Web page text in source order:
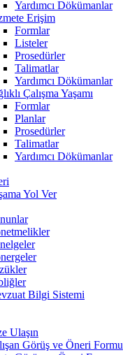
Yardımcı Dökümanlar
Erişim
Formlar
Listeler
Prosedürler
Talimatlar
Yardımcı Dökümanlar
Çalışma Yaşamı
Formlar
Planlar
Prosedürler
Talimatlar
Yardımcı Dökümanlar
Yol Ver
Bilgi Sistemi
Ulaşın
Görüş ve Öneri Formu